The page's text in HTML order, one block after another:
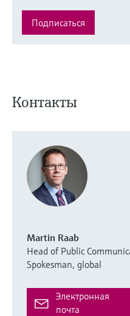
Подписаться
Контакты
Martin Raab
Head of Public
Spokesman, global
Электронная
почта